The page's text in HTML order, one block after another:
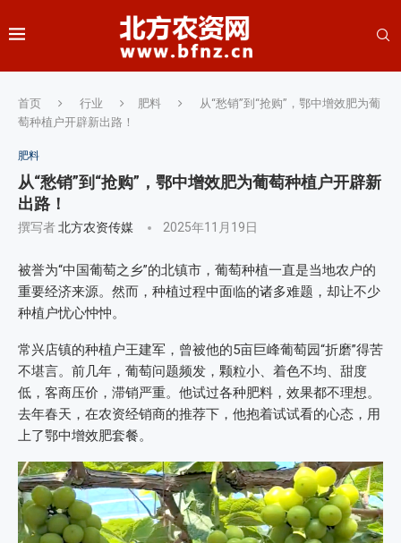
首页 行业 肥料
从“愁销”到“抢购”，鄂中增效肥为葡
萄种植户开辟新出路！
肥料
从“愁销”到“抢购”，鄂中增效肥为葡萄种植户开辟新
出路！
撰写者北方农资传媒 2025年11月19日
被誉为“中国葡萄之乡”的北镇市，葡萄种植一直是当地农户的
重要经济来源。然而，种植过程中面临的诸多难题，却让不少
种植户忧心忡忡。
常兴店镇的种植户王建军，曾被他的5亩巨峰葡萄园“折磨”得苦
不堪言。前几年，葡萄问题频发，颗粒小、着色不均、甜度
低，客商压价，滞销严重。他试过各种肥料，效果都不理想。
去年春天，在农资经销商的推荐下，他抱着试试看的心态，用
上了鄂中增效肥套餐。